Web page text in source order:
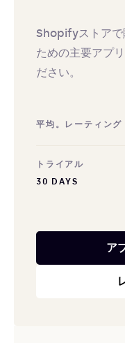
Shopifyストアで
ための主要アプ
ださい。
平均。レーティング
トライアル
30 DAYS
ア